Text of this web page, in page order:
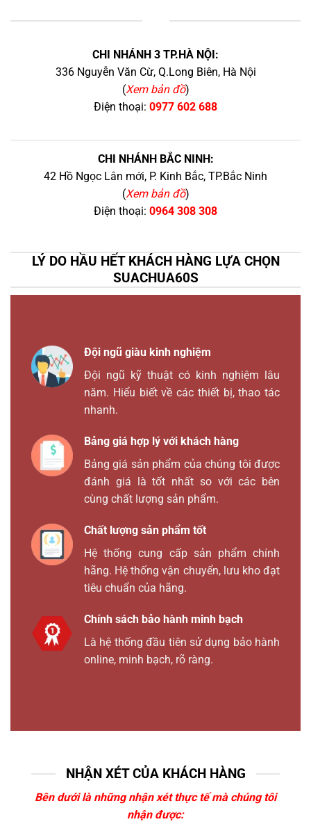
CHI NHÁNH 3 TP.HÀ NỘI:
336 Nguyễn Văn Cừ, Q.Long Biên, Hà Nội
(Xem bản đồ)
Điện thoại: 0977 602 688
CHI NHÁNH BẮC NINH:
42 Hồ Ngọc Lân mới, P. Kinh Bắc, TP.Bắc Ninh
(Xem bản đồ)
Điện thoại: 0964 308 308
LÝ DO HẦU HẾT KHÁCH HÀNG LỰA CHỌN
SUACHUA60S
Đội ngũ giàu kinh nghiệm
Đội ngũ kỹ thuật có kinh nghiệm lâu
năm. Hiểu biết về các thiết bị, thao tác
nhanh.
Bảng giá hợp lý với khách hàng
Bảng giá sản phẩm của chúng tôi được
đánh giá là tốt nhất so với các bên
cùng chất lượng sản phẩm.
Chất lượng sản phẩm tốt
Hệ thống cung cấp sản phẩm chính
hãng. Hệ thống vận chuyển, lưu kho đạt
tiêu chuẩn của hãng.
Chính sách bảo hành minh bạch
Là hệ thống đầu tiên sử dụng bảo hành
online, minh bạch, rõ ràng.
NHẬN XÉT CỦA KHÁCH HÀNG
Bên dưới là những nhận xét thực tế mà chúng tôi
nhận được: